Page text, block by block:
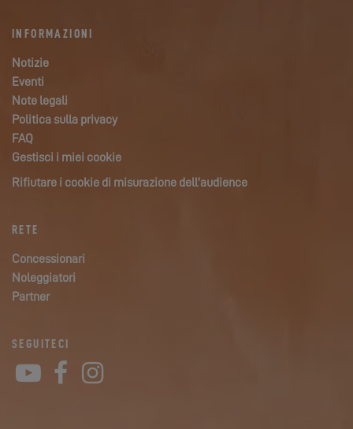
INFORMAZIONI
Notizie
Eventi
Note legali
Politica sulla privacy
FAQ
Gestisci i miei cookie
Rifiutare i cookie di misurazione dell’audience
RETE
Concessionari
Noleggiatori
Partner
SEGUITECI
YouTube
Facebook
Instagram